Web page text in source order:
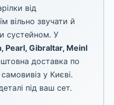
від
вільно звучати й
сустейном. У
Pearl, Gibraltar, Meinl
доставка по
у Києві.
під ваш сет.